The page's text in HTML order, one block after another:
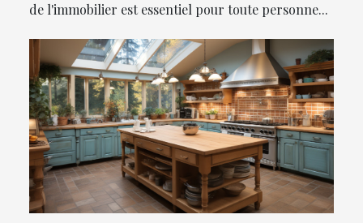
de l'immobilier est essentiel pour toute personne...